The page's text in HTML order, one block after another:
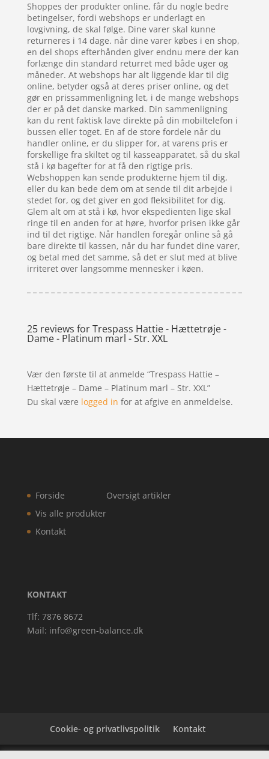
Shoppes der produkter online, får du nogle bedre
betingelser, fordi webshops er underlagt en
lovgivning, de skal følge. Dine varer skal kunne
returneres i 14 dage. når dine varer købes i en shop,
en del shops efterhånden giver endnu mere der kan
forlænge din standard returret med både uger og
måneder. At webshops har alt liggende klar til dig
online, betyder også at deres priser online, og det
gør en prissammenligning let, i de mange webshops
der er på det danske marked. Din sammenligning
kan du rent faktisk lave direkte på din mobiltelefon i
bussen eller toget. En af de store fordele når du
handler online, er du slipper for, at varens pris er
forskellige fra skiltet og til kasseapparatet, så du skal
stå i kø bagefter for at få den rigtige pris.
Webshoppen kan sende produkterne hjem til dig,
eller du kan bede dem om at sende til dit arbejde i
stedet for, og det giver en god fleksibilitet for dig.
Glem alt om at stå i kø, hvor ekspedienten lige skal
ringe til en anden for at høre, hvorfor prisen ikke går
ind til det rigtige. Når handlen foregår online så gå
bare direkte til kassen, når du har fundet dine varer,
og betal med det samme, så det er slut med at blive
irriteret over langsomme mennesker i køen.
25 reviews forTrespass Hattie - Hættetrøje -
Dame - Platinum marl - Str. XXL
Vær den første til at anmelde “Trespass Hattie –
Hættetrøje – Dame – Platinum marl – Str. XXL”
Du skal være logged in for at afgive en anmeldelse.
Forside
Vis alle produkter
Kontakt
Oversigt artikler
KONTAKT
Tlf: 7876 8672
Mail: info@green-balance.dk
Cookie- og privatlivspolitik Kontakt